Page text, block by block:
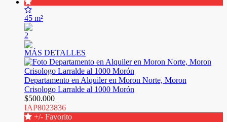
45 m²
2
MÁS DETALLES
Departamento en Alquiler en Moron Norte, Moron
Crisologo Larralde al 1000 Morón
$500.000
IAP8023836
+/- Favorito